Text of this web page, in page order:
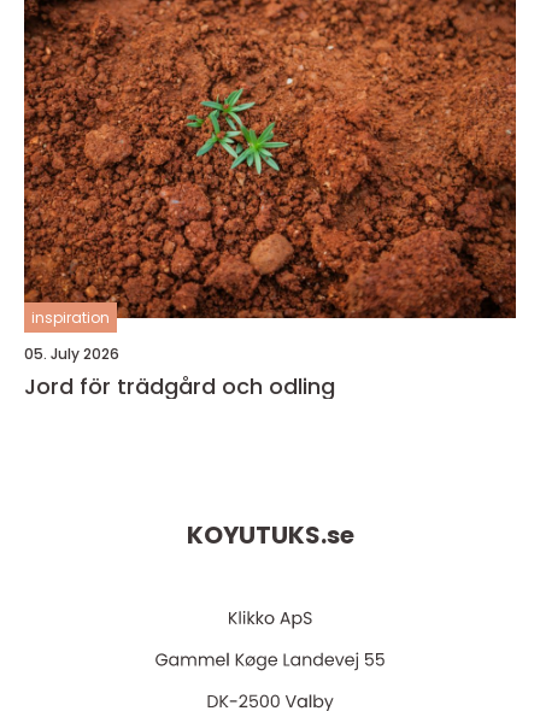
inspiration
05. July 2026
Jord för trädgård och odling
KOYUTUKS.se